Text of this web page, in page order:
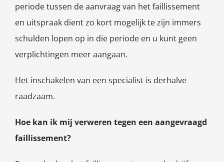
periode tussen de aanvraag van het faillissement
en uitspraak dient zo kort mogelijk te zijn immers
schulden lopen op in die periode en u kunt geen
verplichtingen meer aangaan.
Het inschakelen van een specialist is derhalve
raadzaam.
Hoe kan ik mij verweren tegen een aangevraagd
faillissement?